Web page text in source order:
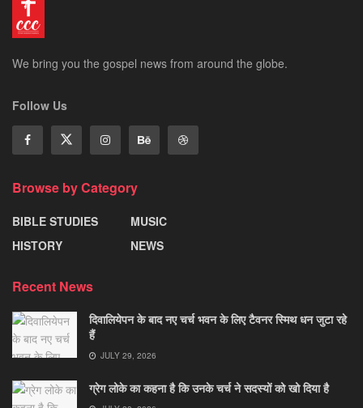
We bring you the gospel news from around the globe.
Follow Us
Browse by Category
BIBLE STUDIES
HISTORY
MUSIC
NEWS
Recent News
दिवालियेपन के बाद नए चर्च भवन के लिए टैवनर स्मिथ धन जुटा रहे
हैं
JULY 29, 2026
ग्रेग लोके का कहना है कि उनके चर्च ने सदस्यों को खो दिया है